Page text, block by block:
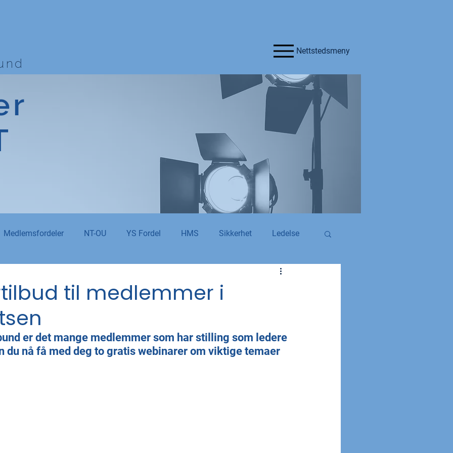
Nettstedsmeny
Medlemsfordeler NT-OU YS Fordel HMS Sikkerhet Ledelse
#jegerstatsansatt
Budsjett og økonomi
AI Beredskap og sikkerhet LM25 Gjensidige
til medlemmer i
er det mange medlemmer som har stilling som ledere
du nå få med deg to gratis webinarer om viktige temaer